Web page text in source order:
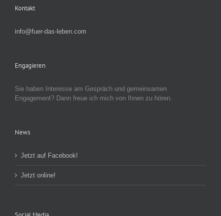
Kontakt
info@fuer-das-leben.com
Engagieren
Sie haben Interesse am Gespräch und gemeinsamen
Engagement? Dann freue ich mich von Ihnen zu hören.
News
Jetzt auf Facebook!
Jetzt online!